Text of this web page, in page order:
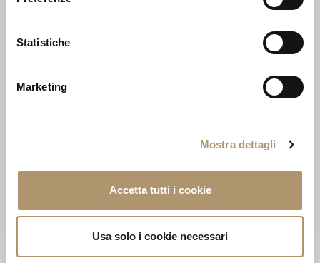
Statistiche
Marketing
Mostra dettagli
Accetta tutti i cookie
Usa solo i cookie necessari